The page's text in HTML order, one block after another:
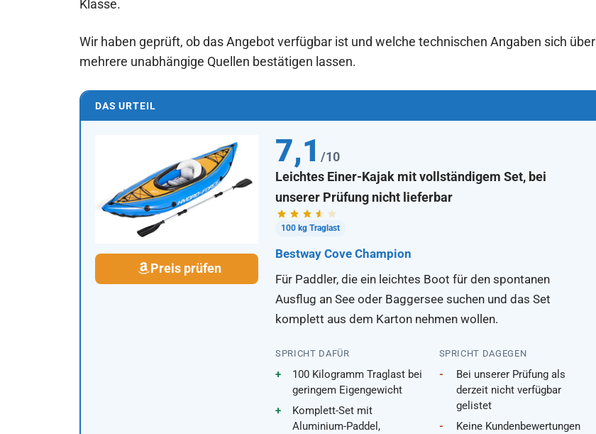
Klasse.
Wir haben geprüft, ob das Angebot verfügbar ist und welche technischen Angaben sich über
mehrere unabhängige Quellen bestätigen lassen.
DAS URTEIL
Preis prüfen
7,1 /10
Leichtes Einer-Kajak mit vollständigem Set, bei
unserer Prüfung nicht lieferbar
100 kg Traglast
Bestway Cove Champion
Für Paddler, die ein leichtes Boot für den spontanen
Ausflug an See oder Baggersee suchen und das Set
komplett aus dem Karton nehmen wollen.
SPRICHT DAFÜR
100 Kilogramm Traglast bei
geringem Eigengewicht
Komplett-Set mit
Aluminium-Paddel,
SPRICHT DAGEGEN
Bei unserer Prüfung als
derzeit nicht verfügbar
gelistet
Keine Kundenbewertungen